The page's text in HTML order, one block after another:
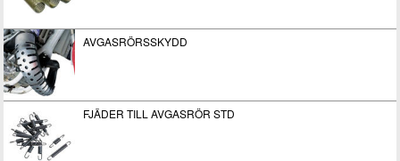
AVGASRÖRSSKYDD
FJÄDER TILL AVGASRÖR STD